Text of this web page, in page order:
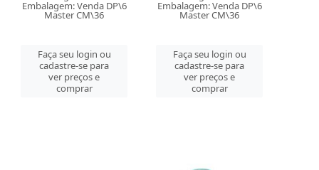
Embalagem: Venda DP\6
Master CM\36
Faça seu login ou
cadastre-se para
ver preços e
comprar
Embalagem: Venda DP\6
Master CM\36
Faça seu login ou
cadastre-se para
ver preços e
comprar